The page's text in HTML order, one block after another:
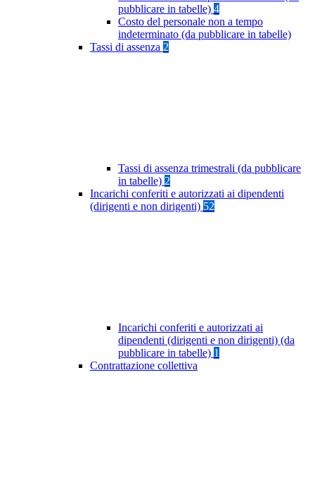
pubblicare in tabelle) 4
Costo del personale non a tempo
indeterminato (da pubblicare in tabelle)
Tassi di assenza 2
Tassi di assenza trimestrali (da pubblicare
in tabelle) 2
Incarichi conferiti e autorizzati ai dipendenti
(dirigenti e non dirigenti) 52
Incarichi conferiti e autorizzati ai
dipendenti (dirigenti e non dirigenti) (da
pubblicare in tabelle) 1
Contrattazione collettiva